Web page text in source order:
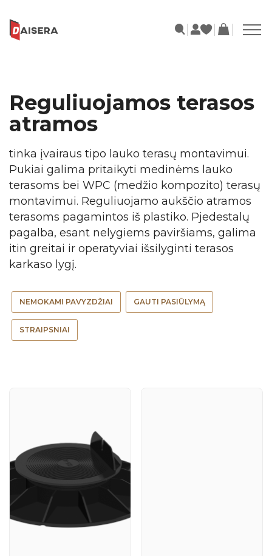
Reguliuojamos terasos
atramos
tinka įvairaus tipo lauko terasų montavimui.
Pukiai galima pritaikyti medinėms lauko
terasoms bei WPC (medžio kompozito) terasų
montavimui. Reguliuojamo aukščio atramos
terasoms pagamintos iš plastiko. Pjedestalų
pagalba, esant nelygiems paviršiams, galima
itin greitai ir operatyviai išsilyginti terasos
karkaso lygį.
NEMOKAMI PAVYZDŽIAI GAUTI PASIŪLYMĄ
STRAIPSNIAI